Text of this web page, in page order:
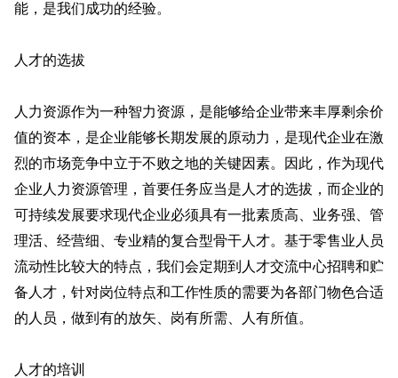
能，是我们成功的经验。
人才的选拔
人力资源作为一种智力资源，是能够给企业带来丰厚剩余价
值的资本，是企业能够长期发展的原动力，是现代企业在激
烈的市场竞争中立于不败之地的关键因素。因此，作为现代
企业人力资源管理，首要任务应当是人才的选拔，而企业的
可持续发展要求现代企业必须具有一批素质高、业务强、管
理活、经营细、专业精的复合型骨干人才。基于零售业人员
流动性比较大的特点，我们会定期到人才交流中心招聘和贮
备人才，针对岗位特点和工作性质的需要为各部门物色合适
的人员，做到有的放矢、岗有所需、人有所值。
人才的培训